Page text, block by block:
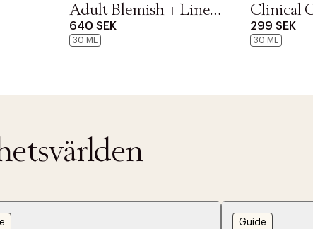
Adult Blemish + Line
Correcting Serum
640 SEK
30 ML
Clinical
299 SEK
30 ML
Guide